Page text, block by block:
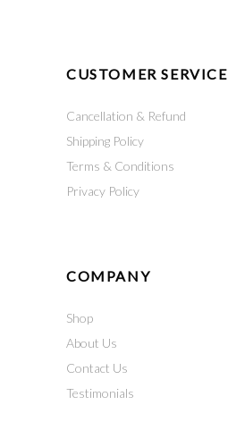
CUSTOMER SERVICE
Cancellation & Refund
Shipping Policy
Terms & Conditions
Privacy Policy
COMPANY
Shop
About Us
Contact Us
Testimonials